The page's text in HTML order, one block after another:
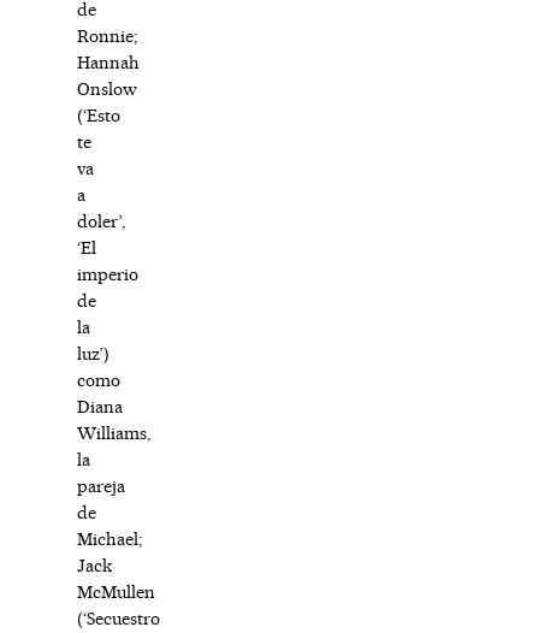
de
Ronnie;
Hannah
Onslow
(‘Esto
te
va
a
doler’,
‘El
imperio
de
la
luz’)
como
Diana
Williams,
la
pareja
de
Michael;
Jack
McMullen
(‘Secuestro